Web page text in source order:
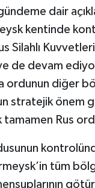
dair
kentinde
Silahlı
de devam
ordunun diğer
stratejik önem
tamamen Rus
tüm